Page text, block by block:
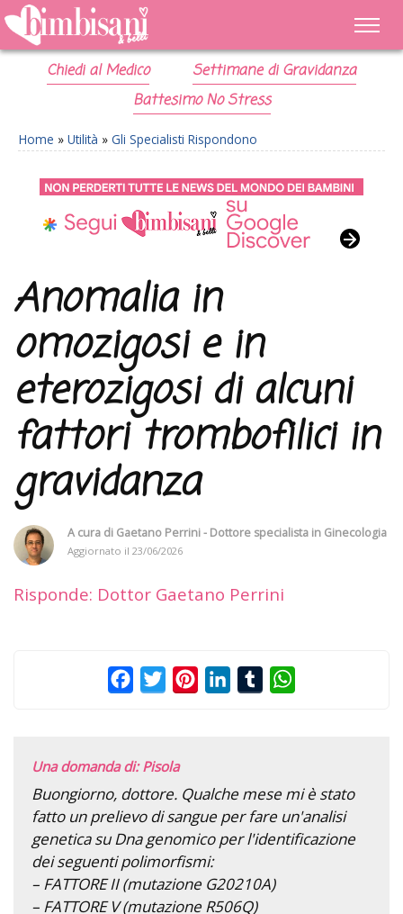
Chiedi al Medico
Settimane di Gravidanza
Battesimo No Stress
Home » Utilità » Gli Specialisti Rispondono
Anomalia in
omozigosi e in
eterozigosi di alcuni
fattori trombofilici in
gravidanza
A cura di Gaetano Perrini - Dottore specialista in Ginecologia
Aggiornato il 23/06/2026
Risponde: Dottor Gaetano Perrini
FacebookTwitterPinterestLinkedInTumblr
Una domanda di: Pisola
Buongiorno, dottore. Qualche mese mi è stato
fatto un prelievo di sangue per fare un'analisi
genetica su Dna genomico per l'identificazione
dei seguenti polimorfismi:
– FATTORE II (mutazione G20210A)
– FATTORE V (mutazione R506Q)